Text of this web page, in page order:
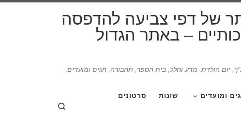
של דפי צביעה להדפסה
– באתר הגדול
יום הולדת, מדע וחלל, בית הספר, תחבורה, חגים ומועדים,
ומועדים שונות סרטונים